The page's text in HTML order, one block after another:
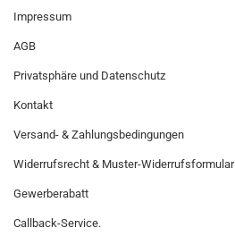
Impressum
AGB
Privatsphäre und Datenschutz
Kontakt
Versand- & Zahlungsbedingungen
Widerrufsrecht & Muster-Widerrufsformular
Gewerberabatt
Callback-Service.